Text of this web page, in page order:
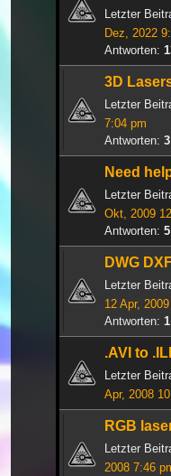
Letzter
Dez, 2022
Antworten:
3D
Letzter
7:04 pm
Antworten: 3
Need
Letzter
Okt, 2009
Antworten: 5
DWG
Letzter
12 Apr,
Antworten: 1
.AVI to
Letzter
Apr, 2008
RGB
Letzter
2008 7:46